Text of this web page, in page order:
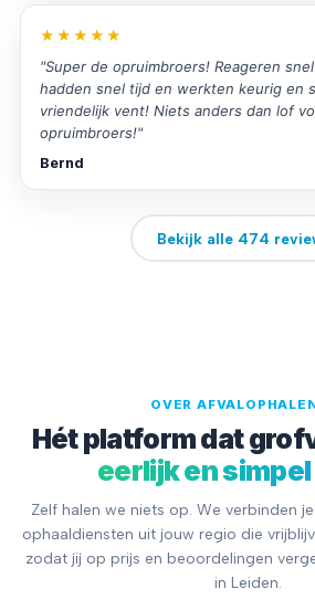
★★★★★
"Super de opruimbroers! Reageren
hadden snel tijd en werkten keurig en
vriendelijk vent! Niets anders dan lof
opruimbroers!"
Bernd
Bekijk alle 474
OVER
Hét platform dat
eerlijk en
Zelf halen we niets op. We verbinden
ophaaldiensten uit jouw regio die
zodat jij op prijs en beoordelingen
in Leiden.